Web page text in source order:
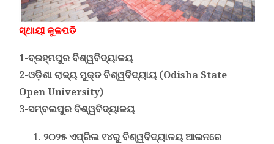
ସ୍ଥାୟୀ କୁଳପତି
1-ବ୍ରହ୍ମପୁର ବିଶ୍ୱବିଦ୍ୟାଳୟ
2-ଓଡ଼ିଶା ରାଜ୍ୟ ମୁକ୍ତ ବିଶ୍ୱବିଦ୍ୟାୟ (Odisha State
Open University)
3-ସମ୍ବଲପୁର ବିଶ୍ୱବିଦ୍ୟାଳୟ
୨୦୨୫ ଏପ୍ରିଲ ୧୪ରୁ ବିଶ୍ୱବିଦ୍ୟାଳୟ ଆଇନରେ